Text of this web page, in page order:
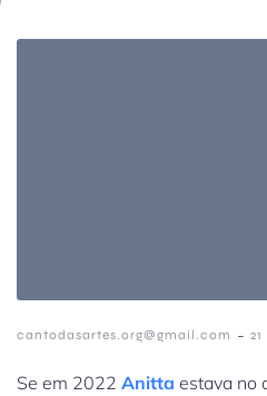
cantodasartes.org@gmail.com -
Se em 2022 Anitta estava no